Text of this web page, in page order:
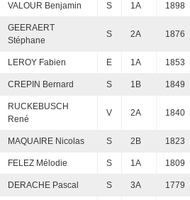
VALOUR Benjamin S 1A 1898
GEERAERT
Stéphane
S 2A 1876
LEROY Fabien E 1A 1853
CREPIN Bernard S 1B 1849
RUCKEBUSCH
René
V 2A 1840
MAQUAIRE Nicolas S 2B 1823
FELEZ Mélodie S 1A 1809
DERACHE Pascal S 3A 1779